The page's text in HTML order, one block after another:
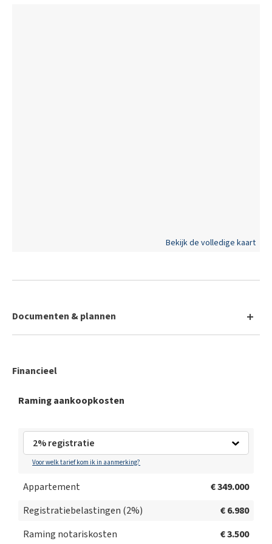
Bekijk de volledige kaart
Documenten & plannen
EK
Grondplan verdieping 1
Grondplan verdieping 2
Financieel
Raming aankoopkosten
Voor welk tarief kom ik in aanmerking?
Appartement
€ 349.000
Registratiebelastingen (2%)
€ 6.980
Raming notariskosten
€ 3.500